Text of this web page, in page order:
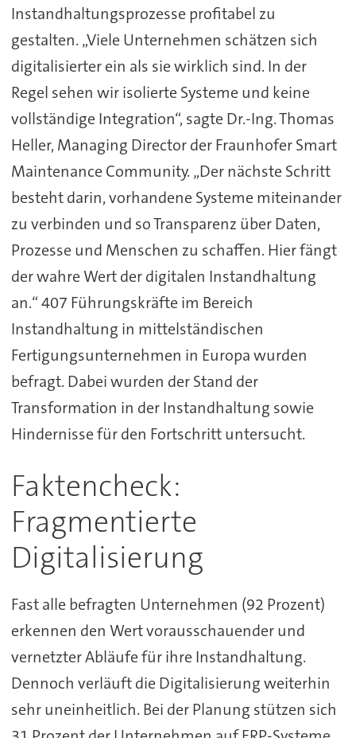
Instandhaltungsprozesse profitabel zu
gestalten. „Viele Unternehmen schätzen sich
digitalisierter ein als sie wirklich sind. In der
Regel sehen wir isolierte Systeme und keine
vollständige Integration“, sagte Dr.-Ing. Thomas
Heller, Managing Director der Fraunhofer Smart
Maintenance Community. „Der nächste Schritt
besteht darin, vorhandene Systeme miteinander
zu verbinden und so Transparenz über Daten,
Prozesse und Menschen zu schaffen. Hier fängt
der wahre Wert der digitalen Instandhaltung
an.“ 407 Führungskräfte im Bereich
Instandhaltung in mittelständischen
Fertigungsunternehmen in Europa wurden
befragt. Dabei wurden der Stand der
Transformation in der Instandhaltung sowie
Hindernisse für den Fortschritt untersucht.
Faktencheck:
Fragmentierte
Digitalisierung
Fast alle befragten Unternehmen (92 Prozent)
erkennen den Wert vorausschauender und
vernetzter Abläufe für ihre Instandhaltung.
Dennoch verläuft die Digitalisierung weiterhin
sehr uneinheitlich. Bei der Planung stützen sich